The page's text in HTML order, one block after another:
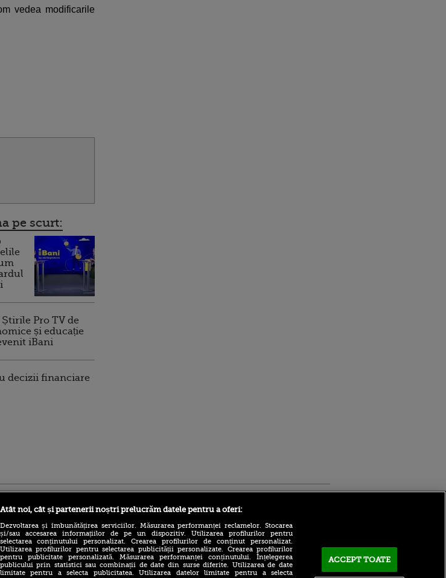
vedea modificarile
pe scurt:
Pro TV de
și educație
iBani
decizii financiare
Adrian Mihalcea, discurs
Atât noi, cât și partenerii noștri prelucrăm datele pentru a oferi:
Dezvoltarea și îmbunătățirea serviciilor. Măsurarea performanței reclamelor. Stocarea
și/sau accesarea informațiilor de pe un dispozitiv. Utilizarea profilurilor pentru
selectarea conținutului personalizat. Crearea profilurilor de conținut personalizat.
Utilizarea profilurilor pentru selectarea publicității personalizate. Crearea profilurilor
pentru publicitate personalizată. Măsurarea performanței conținutului. Înțelegerea
publicului prin statistici sau combinații de date din surse diferite. Utilizarea de date
limitate pentru a selecta publicitatea. Utilizarea datelor limitate pentru a selecta
ACCEPT TOATE